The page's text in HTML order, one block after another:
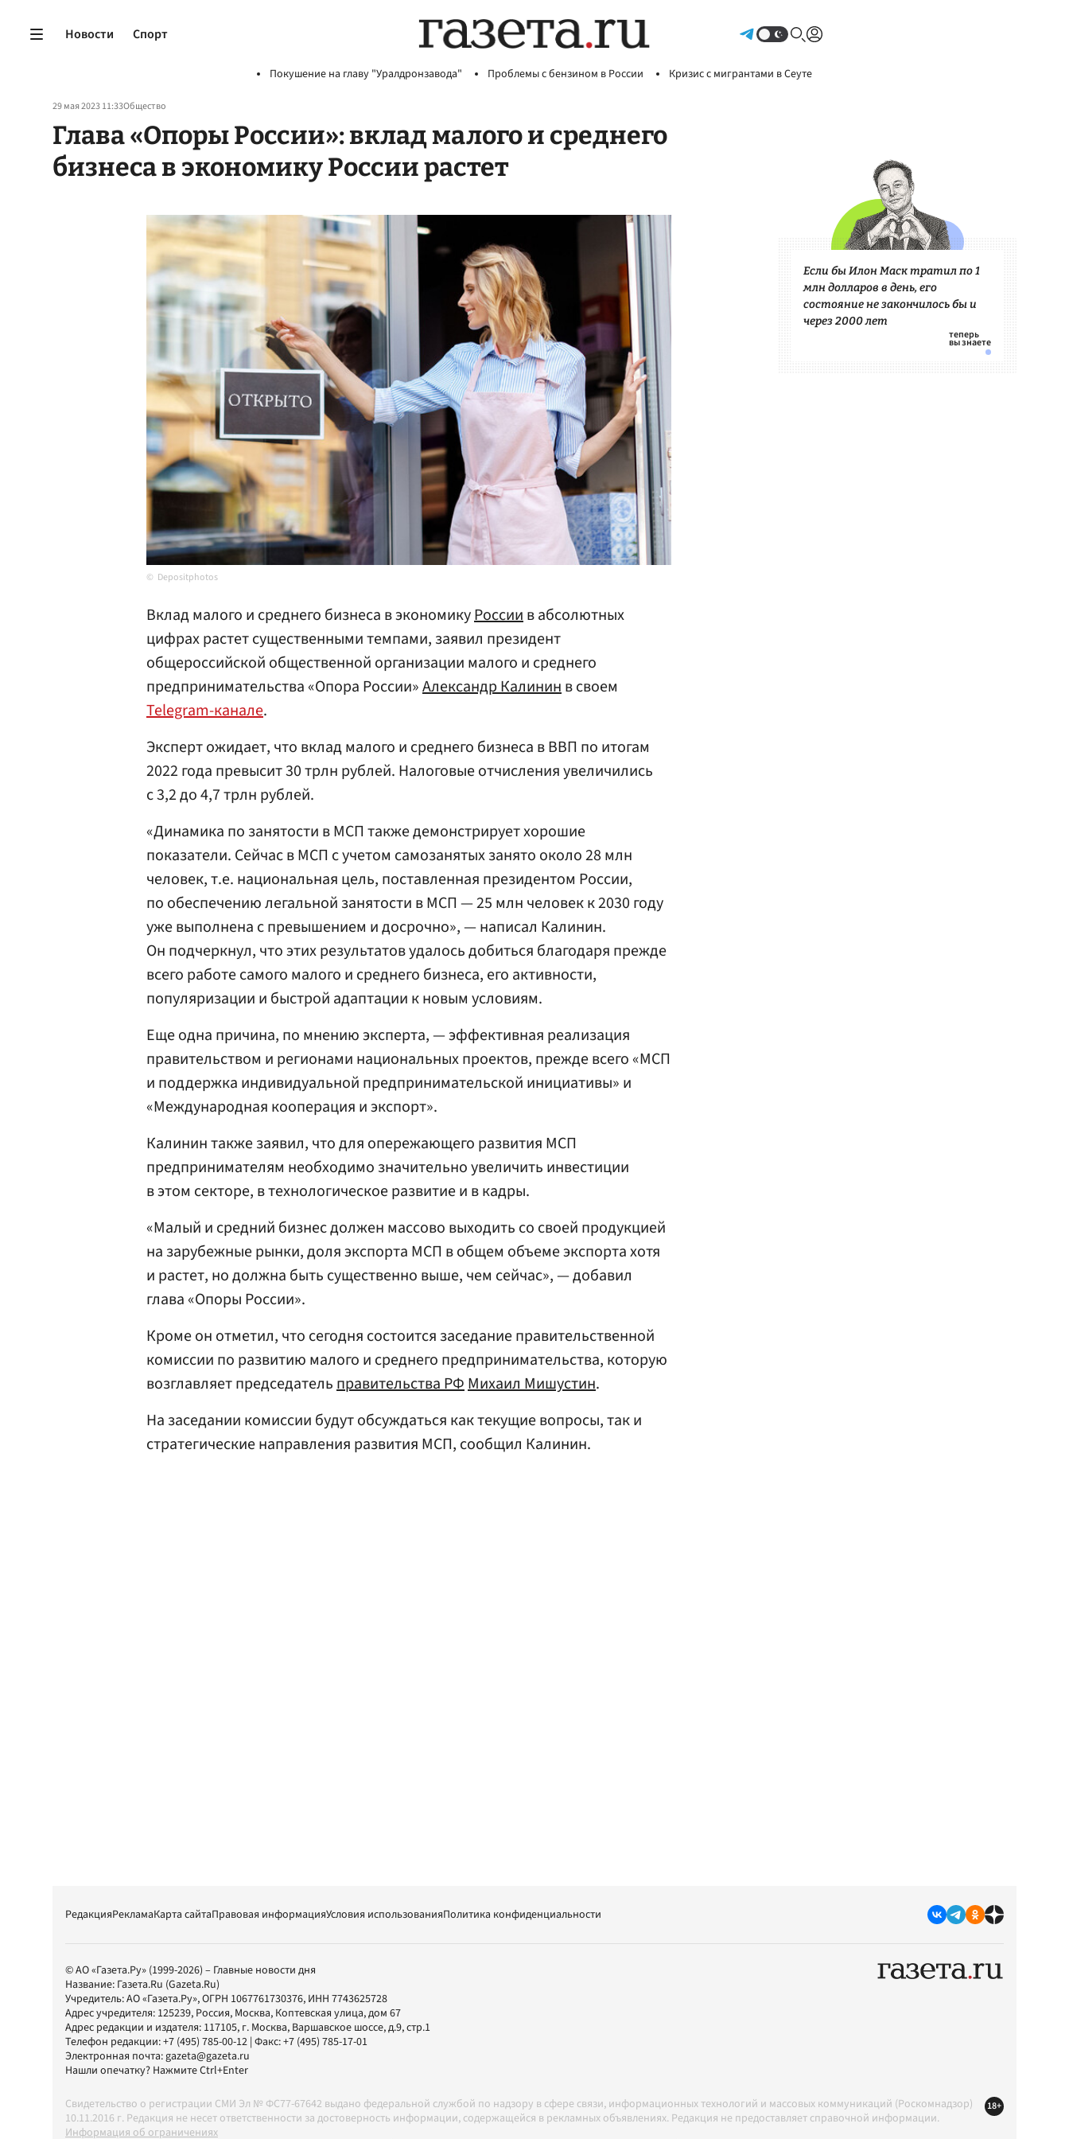
Новости Спорт
Покушение на главу "Уралдронзавода" Проблемы с бензином в России Кризис с мигрантами в Сеуте
29 мая 2023 11:33Общество
Глава «Опоры России»: вклад малого и среднего
бизнеса в экономику России растет
Depositphotos
Вклад малого и среднего бизнеса в экономикуРоссиив абсолютных
цифрах растет существенными темпами, заявил президент
общероссийской общественной организации малого и среднего
предпринимательства «Опора России»Александр Калининв своем
Telegram-канале.
Эксперт ожидает, что вклад малого и среднего бизнеса в ВВП по итогам
2022 года превысит 30 трлн рублей. Налоговые отчисления увеличились
с 3,2 до 4,7 трлн рублей.
«Динамика по занятости в МСП также демонстрирует хорошие
показатели. Сейчас в МСП с учетом самозанятых занято около 28 млн
человек, т.е. национальная цель, поставленная президентом России,
по обеспечению легальной занятости в МСП — 25 млн человек к 2030 году
уже выполнена с превышением и досрочно», — написал Калинин.
Он подчеркнул, что этих результатов удалось добиться благодаря прежде
всего работе самого малого и среднего бизнеса, его активности,
популяризации и быстрой адаптации к новым условиям.
Еще одна причина, по мнению эксперта, — эффективная реализация
правительством и регионами национальных проектов, прежде всего «МСП
и поддержка индивидуальной предпринимательской инициативы» и
«Международная кооперация и экспорт».
Калинин также заявил, что для опережающего развития МСП
предпринимателям необходимо значительно увеличить инвестиции
в этом секторе, в технологическое развитие и в кадры.
«Малый и средний бизнес должен массово выходить со своей продукцией
на зарубежные рынки, доля экспорта МСП в общем объеме экспорта хотя
и растет, но должна быть существенно выше, чем сейчас», — добавил
глава «Опоры России».
Кроме он отметил, что сегодня состоится заседание правительственной
комиссии по развитию малого и среднего предпринимательства, которую
возглавляет председательправительства РФМихаил Мишустин.
На заседании комиссии будут обсуждаться как текущие вопросы, так и
стратегические направления развития МСП, сообщил Калинин.
Если бы Илон Маск тратил по 1
млн долларов в день, его
состояние не закончилось бы и
через 2000 лет
РедакцияРекламаКарта сайтаПравовая информацияУсловия использованияПолитика конфиденциальности
© АО «Газета.Ру» (1999-2026) – Главные новости дня
Название: Газета.Ru (Gazeta.Ru)
Учредитель:АО «Газета.Ру», ОГРН 1067761730376, ИНН 7743625728
Адрес учредителя: 125239, Россия, Москва, Коптевская улица, дом 67
Адрес редакции и издателя: 117105, г. Москва, Варшавское шоссе, д.9, стр.1
Телефон редакции:+7 (495) 785-00-12 | Факс:+7 (495) 785-17-01
Электронная почта:gazeta@gazeta.ru
Нашли опечатку? Нажмите Ctrl+Enter
Свидетельство о регистрации СМИ Эл № ФС77-67642 выдано федеральной службой по надзору в сфере связи, информационных технологий и массовых коммуникаций (Роскомнадзор)
10.11.2016 г. Редакция не несет ответственности за достоверность информации, содержащейся в рекламных объявлениях. Редакция не предоставляет справочной информации.
Информация об ограничениях
18+